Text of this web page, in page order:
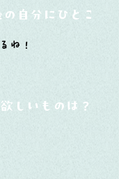
の自分にひとこと
ね！
しいものは？